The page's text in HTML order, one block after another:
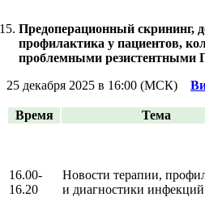
Предоперационный скрининг,
профилактика у пациентов,
проблемными резистентными
25 декабря 2025 в 16:00 (МСК)
Время Тема
16.00-
16.20
Новости терапии,
и диагностики инфекций